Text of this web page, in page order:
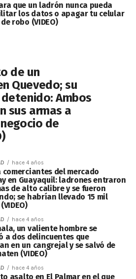
que un ladrón nunca pueda
los datos o apagar tu celular
robo (VIDEO)
de un
Quevedo; su
Ambos
sus armas a
de
hace 4 años
comerciantes del mercado
en Guayaquil: ladrones entraron
de alto calibre y se fueron
se habrían llevado 15 mil
hace 4 años
un valiente hombre se
a dos delincuentes que
en un cangrejal y se salvó de
(VIDEO)
hace 4 años
asalto en El Palmar en el que